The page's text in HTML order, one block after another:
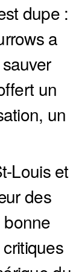
dupe :
a
un
un
Louis et
des